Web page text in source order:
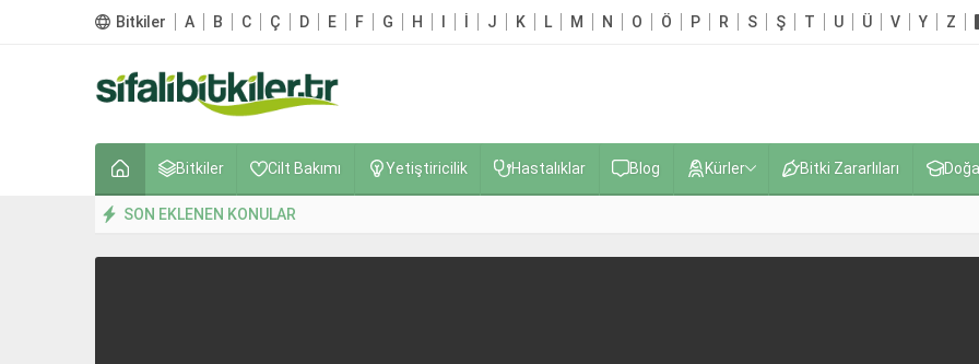
Bitkiler A B C Ç D E F G H J K L M N O Ö P R S Ş T U Ü V Y Z
Bitkiler Cilt Bakımı Yetiştiricilik Hastalıklar Blog Kürler Bitki Zararlıları
SON EKLENEN KONULAR